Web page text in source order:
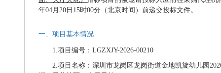
年04月 20 日 15时00分 （北京时间）前递交投标文件。
一、项目基本情况
1.项目编号： LGZXJY-2026-00210
2.项目名称： 深圳市龙岗区龙岗街道金地凯旋幼儿园